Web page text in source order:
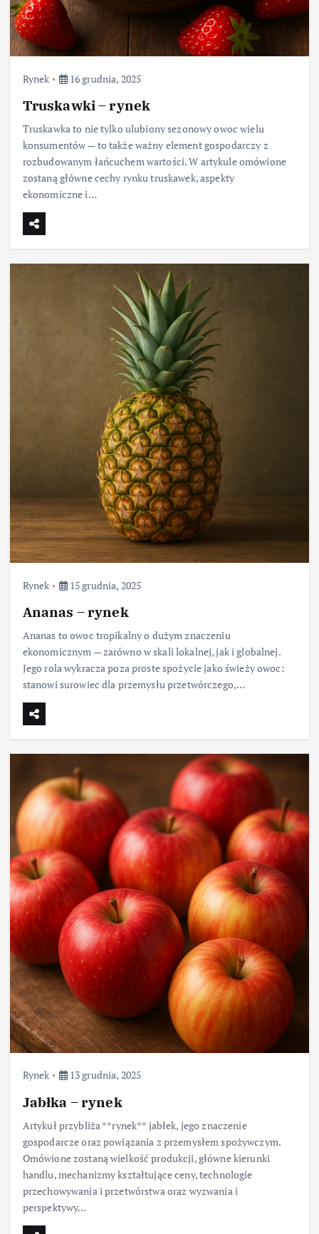
Rynek 16 grudnia, 2025
Truskawki – rynek
Truskawka to nie tylko ulubiony sezonowy owoc wielu
konsumentów — to także ważny element gospodarczy z
rozbudowanym łańcuchem wartości. W artykule omówione
zostaną główne cechy rynku truskawek, aspekty
ekonomiczne i…
Rynek 15 grudnia, 2025
Ananas – rynek
Ananas to owoc tropikalny o dużym znaczeniu
ekonomicznym — zarówno w skali lokalnej, jak i globalnej.
Jego rola wykracza poza proste spożycie jako świeży owoc:
stanowi surowiec dla przemysłu przetwórczego,…
Rynek 13 grudnia, 2025
Jabłka – rynek
Artykuł przybliża **rynek** jabłek, jego znaczenie
gospodarcze oraz powiązania z przemysłem spożywczym.
Omówione zostaną wielkość produkcji, główne kierunki
handlu, mechanizmy kształtujące ceny, technologie
przechowywania i przetwórstwa oraz wyzwania i
perspektywy…